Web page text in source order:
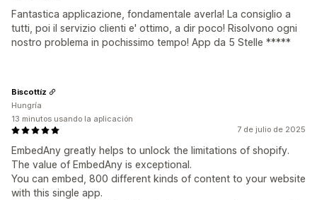
Fantastica applicazione, fondamentale averla! La consiglio a
tutti, poi il servizio clienti e' ottimo, a dir poco! Risolvono ogni
nostro problema in pochissimo tempo! App da 5 Stelle *****
7 de julio de 2025
EmbedAny greatly helps to unlock the limitations of shopify.
The value of EmbedAny is exceptional.
You can embed, 800 different kinds of content to your website
with this single app.
Biscottíz
Hungría
13 minutos usando la aplicación